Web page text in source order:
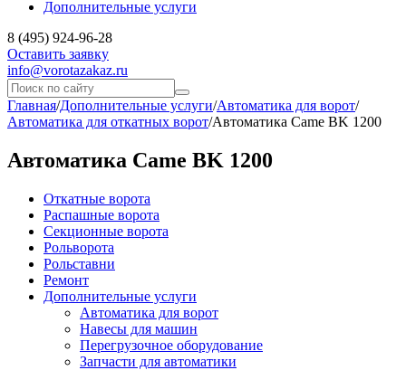
Дополнительные услуги
8 (495) 924-96-28
Оставить заявку
info@vorotazakaz.ru
Главная/Дополнительные услуги/Автоматика для ворот/
Автоматика для откатных ворот/Автоматика Came BK 1200
Автоматика Came BK 1200
Откатные ворота
Распашные ворота
Секционные ворота
Рольворота
Рольставни
Ремонт
Дополнительные услуги
Автоматика для ворот
Навесы для машин
Перегрузочное оборудование
Запчасти для автоматики